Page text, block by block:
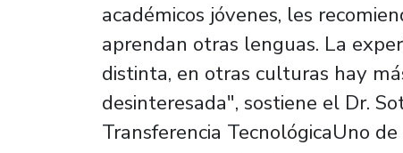
académicos jóvenes, les
aprendan otras lenguas. La
distinta, en otras culturas hay
desinteresada", sostiene el Dr.
Transferencia TecnológicaUno